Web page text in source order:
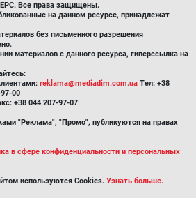
Все права защищены.
на данном ресурсе, принадлежат
без письменного разрешения
материалов с данного ресурса, гиперссылка на
reklama@mediadim.com.ua Тел: +38
00
+38 044 207-97-07
"Реклама", "Промо", публикуются на правах
в сфере конфиденциальности и персональных
используются Cookies. Узнать больше.